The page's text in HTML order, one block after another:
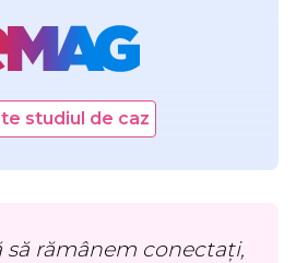
studiul de caz
să rămânem conectați,